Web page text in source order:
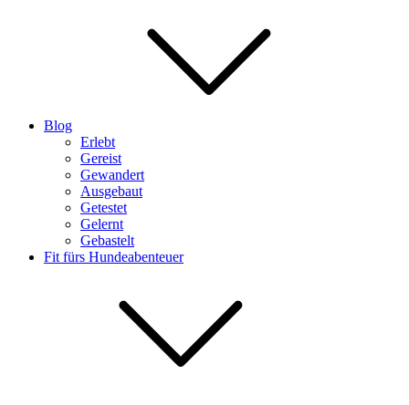
Blog
Erlebt
Gereist
Gewandert
Ausgebaut
Getestet
Gelernt
Gebastelt
Fit fürs Hundeabenteuer